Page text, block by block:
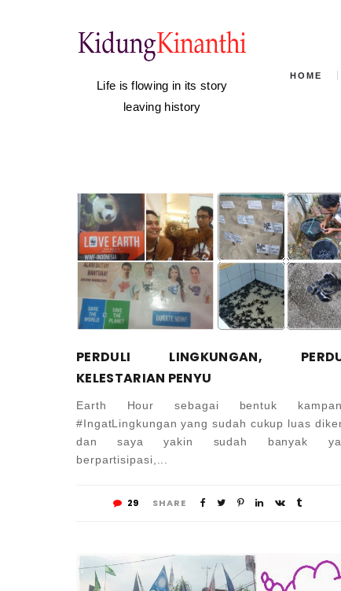
Life is flowing in its story
leaving history
HOME
PERDULI LINGKUNGAN,
KELESTARIAN PENYU
Earth Hour sebagai bentuk
#IngatLingkungan yang sudah cukup luas
dan saya yakin sudah banyak
berpartisipasi,...
29 SHARE